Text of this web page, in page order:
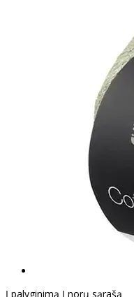
Į palyginimą Į norų sąrašą